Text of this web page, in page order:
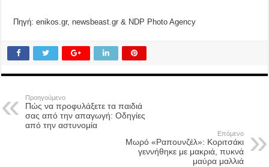
Πηγή: enikos.gr, newsbeast.gr & NDP Photo Agency
Προηγούμενο
Πώς να προφυλάξετε τα παιδιά
σας από την απαγωγή: Οδηγίες
από την αστυνομία
Επόμενο
Μωρό «Ραπουνζέλ»: Κοριτσάκι
γεννήθηκε με μακριά, πυκνά
μαύρα μαλλιά